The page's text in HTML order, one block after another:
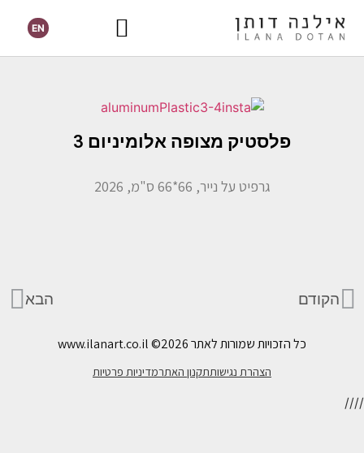
EN
הקודם הבא
פלסטיק מצופה אלומיניום 3
גרפיט על נייר, 66*66 ס"מ, 2026
כל הזכויות שמורות לאתר www.ilanart.co.il©2026
הצהרת נגישותתקנון האתרמדיניות פרטיות
//
//